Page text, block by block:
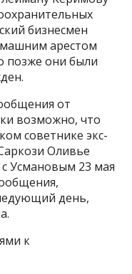
бизнесмен
арестом
позже они были
от
возможно, что
советнике экс-
Оливье
Усмановым 23 мая
день,
к